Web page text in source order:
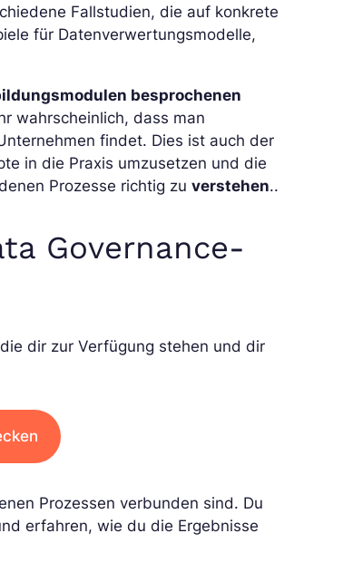
Fallstudien, die auf konkrete
für Datenverwertungsmodelle,
besprochenen
wahrscheinlich, dass man
findet. Dies ist auch der
in die Praxis umzusetzen und die
Prozesse richtig zuverstehen..
Governance-
dir zur Verfügung stehen und dir
Prozessen verbunden sind. Du
erfahren, wie du die Ergebnisse